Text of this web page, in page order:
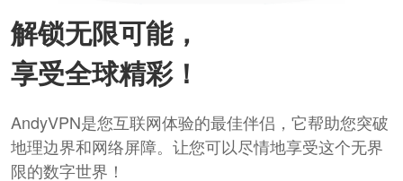
解锁无限可能，
享受全球精彩！
AndyVPN是您互联网体验的最佳伴侣，它帮助您突破
地理边界和网络屏障。让您可以尽情地享受这个无界
限的数字世界！